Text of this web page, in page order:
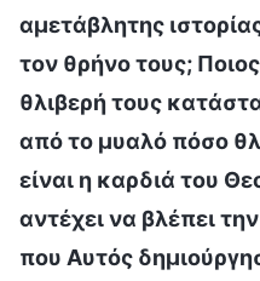
αμετάβλητης
τον θρήνο τους; Ποιος
θλιβερή τους
από το μυαλό πόσο
είναι η καρδιά του
αντέχει να βλέπει
που Αυτός